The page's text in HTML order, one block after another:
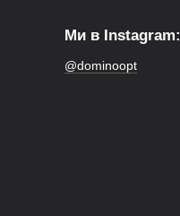
Ми в Instagram:
@dominoopt